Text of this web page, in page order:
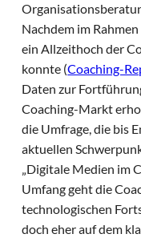
Nachdem im
ein Allzeithoch der
konnte (Coaching-
Daten zur
Coaching-Markt
die Umfrage, die bis
aktuellen
„Digitale Medien im
Umfang geht die
technologischen
doch eher auf dem